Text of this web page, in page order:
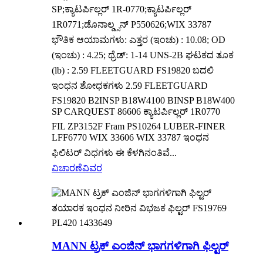
SP;ಕ್ಯಾಟರ್ಪಿಲ್ಲರ್ 1R-0770;ಕ್ಯಾಟರ್ಪಿಲ್ಲರ್
1R0771;ಡೊನಾಲ್ಡ್ಸನ್ P550626;WIX 33787
ಭೌತಿಕ ಆಯಾಮಗಳು: ಎತ್ತರ (ಇಂಚು) : 10.08; OD
(ಇಂಚು) : 4.25; ಥ್ರೆಡ್: 1-14 UNS-2B ಘಟಕದ ತೂಕ
(lb) : 2.59 FLEETGUARD FS19820 ಬದಲಿ
ಇಂಧನ ಶೋಧಕಗಳು 2.59 FLEETGUARD
FS19820 B2INSP B18W4100 BINSP B18W400
SP CARQUEST 86606 ಕ್ಯಾಟರ್ಪಿಲ್ಲರ್ 1R0770
FIL ZP3152F Fram PS10264 LUBER-FINER
LFF6770 WIX 33606 WIX 33787 ಇಂಧನ
ಫಿಲಿಟರ್ ವಿಧಗಳು ಈ ಕೆಳಗಿನಂತಿವೆ...
ವಿಚಾರಣೆವಿವರ
MANN ಟ್ರಕ್ ಎಂಜಿನ್ ಭಾಗಗಳಿಗಾಗಿ ಫಿಲ್ಟರ್